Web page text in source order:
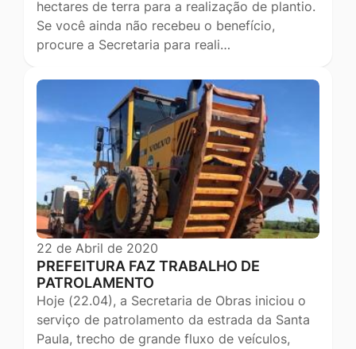
hectares de terra para a realização de plantio.
Se você ainda não recebeu o benefício,
procure a Secretaria para reali…
22 de Abril de 2020
PREFEITURA FAZ TRABALHO DE
PATROLAMENTO
Hoje (22.04), a Secretaria de Obras iniciou o
serviço de patrolamento da estrada da Santa
Paula, trecho de grande fluxo de veículos,